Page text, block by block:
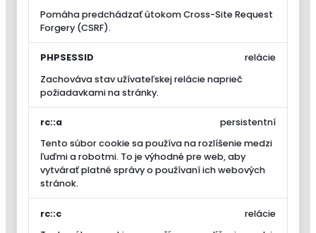
Pomáha predchádzať útokom Cross-Site Request
Forgery (CSRF).
PHPSESSID
Zachováva stav užívateľskej relácie naprieč
požiadavkami na stránky.
relácie
rc::a
Tento súbor cookie sa používa na rozlíšenie medzi
ľuďmi a robotmi. To je výhodné pre web, aby
vytvárať platné správy o používaní ich webových
stránok.
persistentní
rc::c
relácie